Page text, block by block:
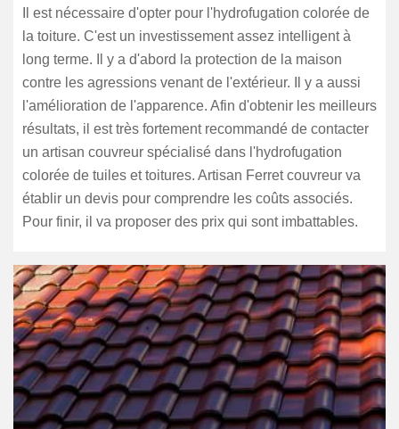
Il est nécessaire d'opter pour l'hydrofugation colorée de
la toiture. C'est un investissement assez intelligent à
long terme. Il y a d'abord la protection de la maison
contre les agressions venant de l'extérieur. Il y a aussi
l'amélioration de l'apparence. Afin d'obtenir les meilleurs
résultats, il est très fortement recommandé de contacter
un artisan couvreur spécialisé dans l'hydrofugation
colorée de tuiles et toitures. Artisan Ferret couvreur va
établir un devis pour comprendre les coûts associés.
Pour finir, il va proposer des prix qui sont imbattables.